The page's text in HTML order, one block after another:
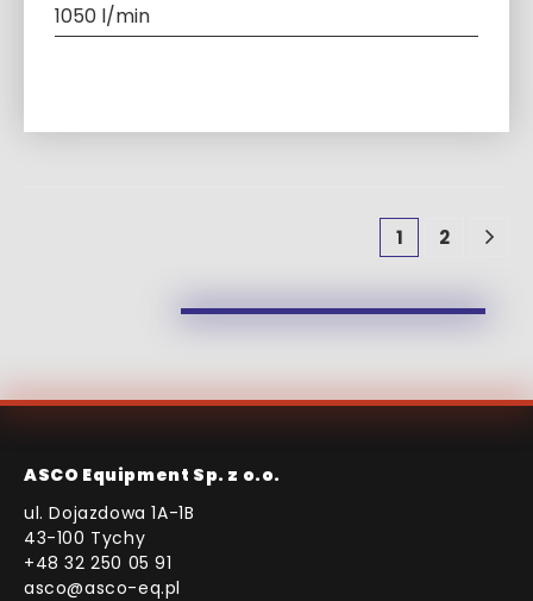
1050 l/min
1 2
ASCO Equipment Sp. z o.o.
ul. Dojazdowa 1A-1B
43-100 Tychy
+48 32 250 05 91
asco@asco-eq.pl